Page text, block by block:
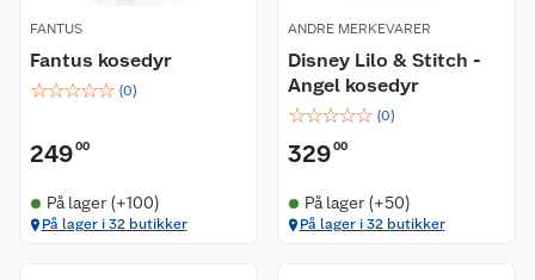
FANTUS
Fantus kosedyr
☆☆☆☆☆ (0)
24900
På lager (+100)
På lager i 32 butikker
ANDRE MERKEVARER
Disney Lilo & Stitch -
Angel kosedyr
☆☆☆☆☆ (0)
32900
På lager (+50)
På lager i 32 butikker